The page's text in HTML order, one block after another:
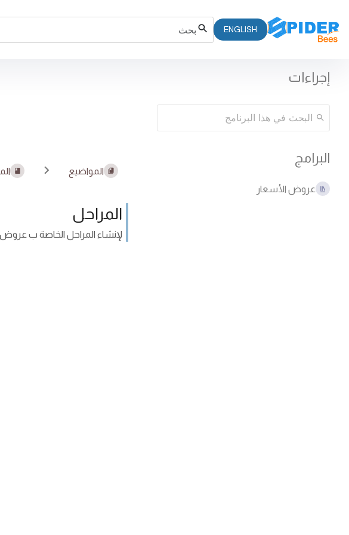
ENGLISH
البرامج
عروض الأسعار
المواضيع
المراحل
لإنشاء المراحل الخاصة ب عروض
إجراءات